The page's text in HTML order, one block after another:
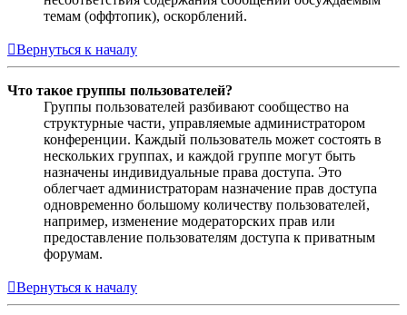
темам (оффтопик), оскорблений.
Вернуться к началу
Что такое группы пользователей?
Группы пользователей разбивают сообщество на
структурные части, управляемые администратором
конференции. Каждый пользователь может состоять в
нескольких группах, и каждой группе могут быть
назначены индивидуальные права доступа. Это
облегчает администраторам назначение прав доступа
одновременно большому количеству пользователей,
например, изменение модераторских прав или
предоставление пользователям доступа к приватным
форумам.
Вернуться к началу